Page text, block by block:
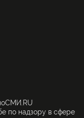
по надзору в сфере